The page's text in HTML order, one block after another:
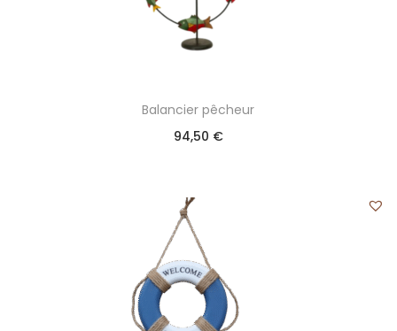
Balancier pêcheur
94,50 €